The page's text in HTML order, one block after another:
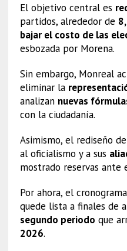
El objetivo central es
partidos, alrededor de
bajar el costo de las
esbozada por Morena.
Sin embargo, Monreal
eliminar la
analizan nuevas
con la ciudadanía.
Asimismo, el rediseño
al oficialismo y a sus
mostrado reservas ante
Por ahora, el
quede lista a finales de
segundo periodo que
2026.